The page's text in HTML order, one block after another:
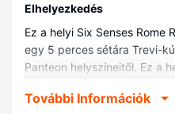
Elhelyezkedés
Ez a helyi Six Senses Rome
egy 5 perces sétára Trevi-
Panteon helyszíneitől. Ez a
Spagna helyszíneitől.
További Információk